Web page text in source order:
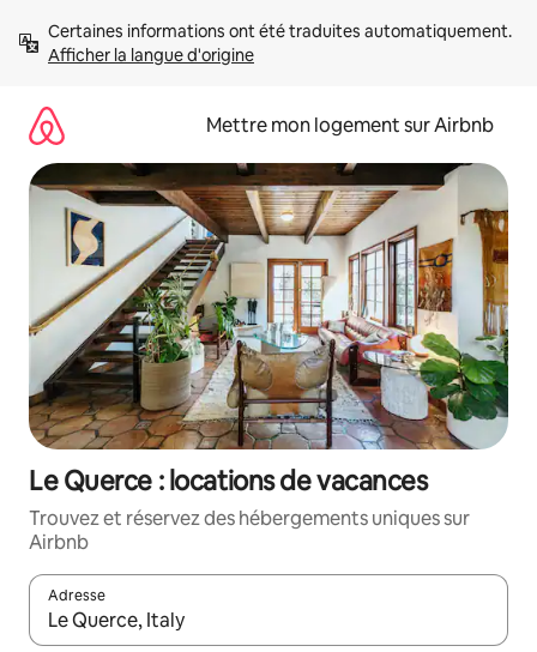
directement
Afficher la langue d'origine
Mettre mon logement sur Airbnb
Le Querce : locations de vacances
Trouvez et réservez des hébergements uniques sur
Airbnb
Adresse
Lorsque les résultats s'affichent, utilisez les flèches vers le